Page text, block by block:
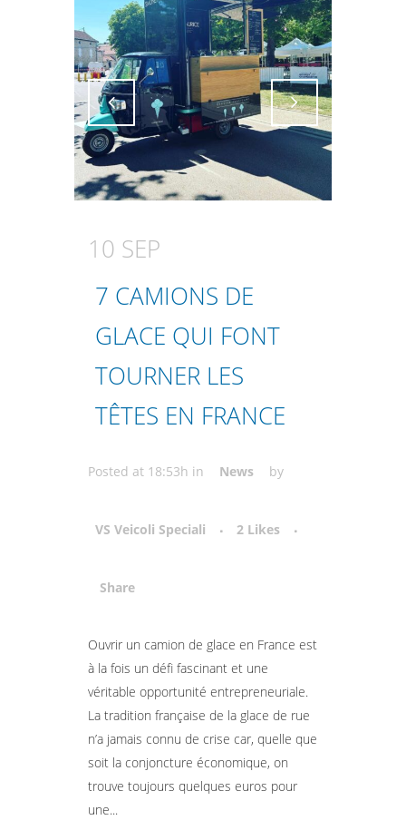
Attiva comando Attiva comando
10 SEP
7 CAMIONS DE
GLACE QUI FONT
TOURNER LES
TÊTES EN FRANCE
Posted at 18:53h in News by
VS Veicoli Speciali 2 Likes
Share
Attiva comando
Ouvrir un camion de glace en France est
à la fois un défi fascinant et une
véritable opportunité entrepreneuriale.
La tradition française de la glace de rue
n’a jamais connu de crise car, quelle que
soit la conjoncture économique, on
trouve toujours quelques euros pour
une...